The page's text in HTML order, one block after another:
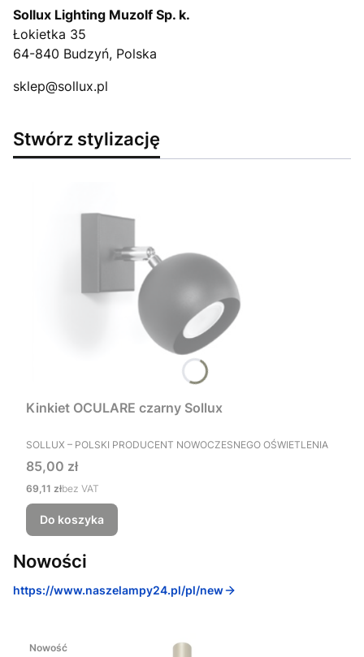
Sollux Lighting Muzolf Sp. k.
Łokietka 35
64-840 Budzyń, Polska
sklep@sollux.pl
Stwórz stylizację
Kinkiet OCULARE czarny Sollux
PRODUCENT
SOLLUX – POLSKI PRODUCENT NOWOCZESNEGO OŚWIETLENIA
Cena
85,00 zł
Cena
69,11 złbez VAT
Do koszyka
Nowości
https://www.naszelampy24.pl/pl/new
Nowość